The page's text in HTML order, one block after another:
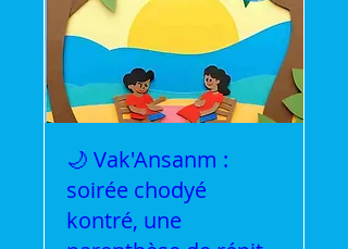
🌙 Vak'Ansanm :
soirée chodyé
kontré, une